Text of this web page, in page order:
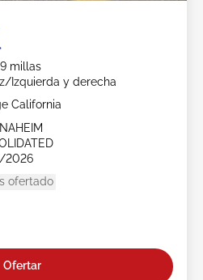
millas
Izquierda y derecha
California
2026
ofertado
Ofertar